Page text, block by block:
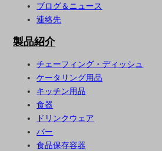
ブログ＆ニュース
連絡先
製品紹介
チェーフィング・ディッシュ
ケータリング用品
キッチン用品
食器
ドリンクウェア
バー
食品保存容器